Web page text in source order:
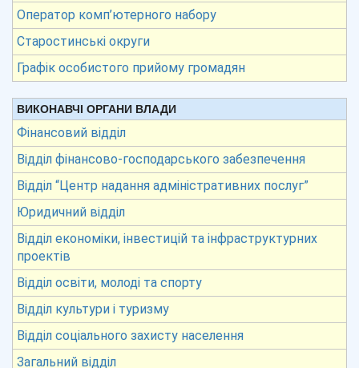
Оператор комп’ютерного набору
Старостинські округи
Графік особистого прийому громадян
ВИКОНАВЧІ ОРГАНИ ВЛАДИ
Фінансовий відділ
Відділ фінансово-господарського забезпечення
Відділ “Центр надання адміністративних послуг”
Юридичний відділ
Відділ економіки, інвестицій та інфраструктурних
проектів
Відділ освіти, молоді та спорту
Відділ культури і туризму
Відділ соціального захисту населення
Загальний відділ